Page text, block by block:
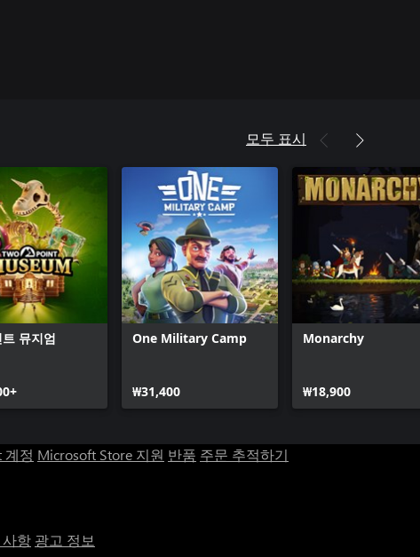
모두 표시
뮤지엄 One Military Camp
₩31,400
Monarchy
₩18,900
계정 Microsoft Store 지원 반품 주문 추적하기
항 광고 정보